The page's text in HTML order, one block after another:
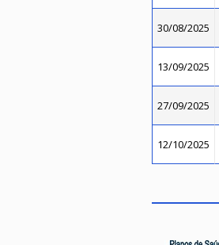
30/08/2025
13/09/2025
27/09/2025
12/10/2025